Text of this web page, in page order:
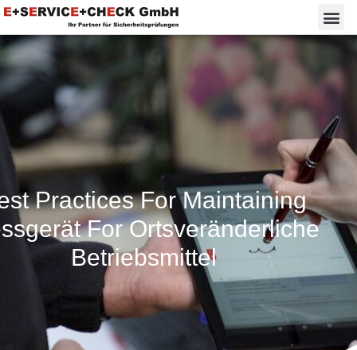
Practices For Maintaining
For Ortsveränderliche
Betriebsmittel